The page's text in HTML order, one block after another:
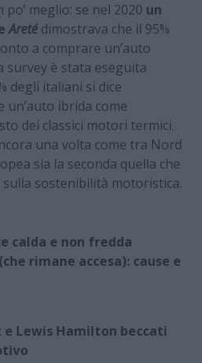
meglio: se nel 2020 un
Areté dimostrava che il 95%
a comprare un’auto
survey è stata eseguita
degli italiani si dice
un’auto ibrida come
dei classici motori termici.
una volta come tra Nord
sia la seconda quella che
sostenibilità motoristica.
calda e non fredda
rimane accesa): cause e
Lewis Hamilton beccati